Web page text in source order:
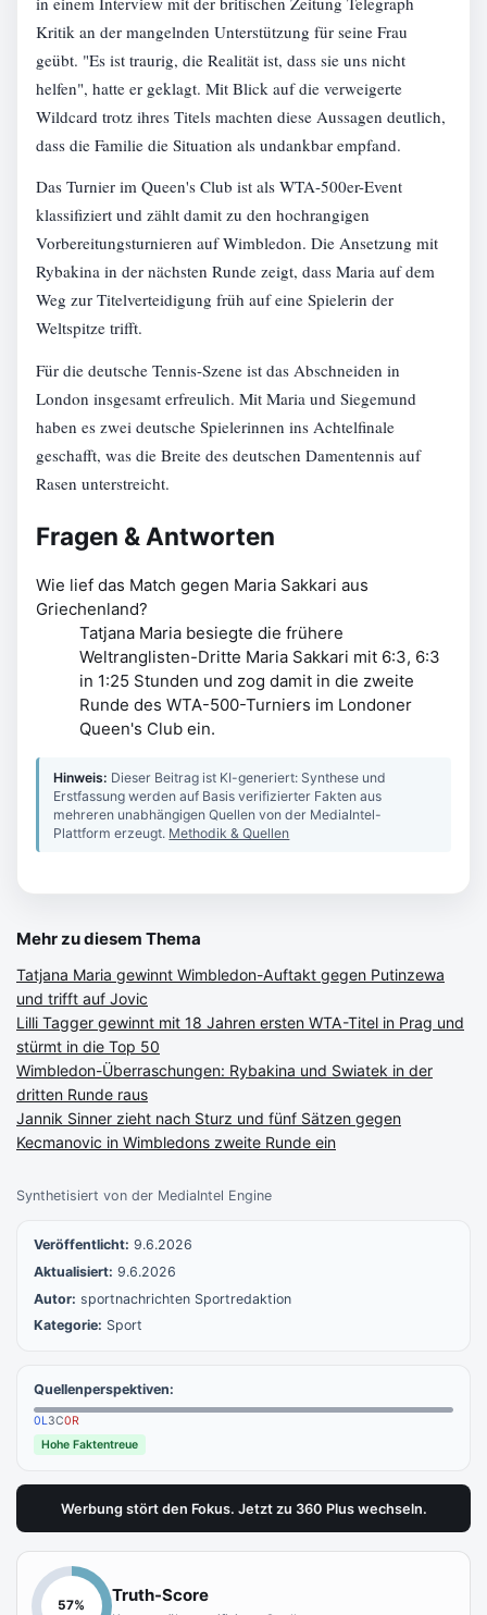
Synthetisiert von der MediaIntel Engine
Veröffentlicht: 9.6.2026
Aktualisiert: 9.6.2026
Autor: sportnachrichten Sportredaktion
Kategorie: Sport
Quellenperspektiven:
0L3C0R
Hohe Faktentreue
Werbung stört den Fokus. Jetzt zu 360 Plus wechseln.
Kritik an der mangelnden Unterstützung für seine Frau
geübt. "Es ist traurig, die Realität ist, dass sie uns nicht
helfen", hatte er geklagt. Mit Blick auf die verweigerte
Wildcard trotz ihres Titels machten diese Aussagen deutlich,
dass die Familie die Situation als undankbar empfand.
Das Turnier im Queen's Club ist als WTA-500er-Event
klassifiziert und zählt damit zu den hochrangigen
Vorbereitungsturnieren auf Wimbledon. Die Ansetzung mit
Rybakina in der nächsten Runde zeigt, dass Maria auf dem
Weg zur Titelverteidigung früh auf eine Spielerin der
Weltspitze trifft.
Für die deutsche Tennis-Szene ist das Abschneiden in
London insgesamt erfreulich. Mit Maria und Siegemund
haben es zwei deutsche Spielerinnen ins Achtelfinale
geschafft, was die Breite des deutschen Damentennis auf
Rasen unterstreicht.
Fragen & Antworten
Wie lief das Match gegen Maria Sakkari aus
Griechenland?
Tatjana Maria besiegte die frühere
Weltranglisten-Dritte Maria Sakkari mit 6:3, 6:3
in 1:25 Stunden und zog damit in die zweite
Runde des WTA-500-Turniers im Londoner
Queen's Club ein.
Hinweis: Dieser Beitrag ist KI-generiert: Synthese und
Erstfassung werden auf Basis verifizierter Fakten aus
mehreren unabhängigen Quellen von der MediaIntel-
Plattform erzeugt. Methodik & Quellen
Mehr zu diesem Thema
Tatjana Maria gewinnt Wimbledon-Auftakt gegen Putinzewa
und trifft auf Jovic
Lilli Tagger gewinnt mit 18 Jahren ersten WTA-Titel in Prag und
stürmt in die Top 50
Wimbledon-Überraschungen: Rybakina und Swiatek in der
dritten Runde raus
Jannik Sinner zieht nach Sturz und fünf Sätzen gegen
Kecmanovic in Wimbledons zweite Runde ein
57%
Truth-Score